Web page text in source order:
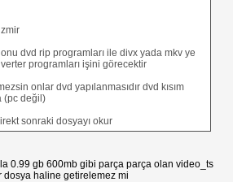
dvd rip programları ile divx yada mkv ye
programları işini görecektir
onlar dvd yapılanmasıdır dvd kısım
(pc değil)
sonraki dosyayı okur
0.99 gb 600mb gibi parça parça olan video_ts
dosya haline getirelemez mi